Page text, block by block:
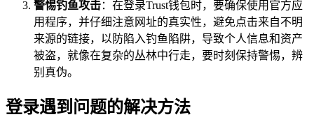
警惕钓鱼攻击：在登录Trust钱包时，要确保使用官方应
用程序，并仔细注意网址的真实性，避免点击来自不明
来源的链接，以防陷入钓鱼陷阱，导致个人信息和资产
被盗，就像在复杂的丛林中行走，要时刻保持警惕，辨
别真伪。
登录遇到问题的解决方法